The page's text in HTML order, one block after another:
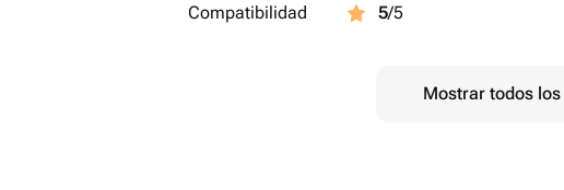
Compatibilidad
5/5
Mostrar todos